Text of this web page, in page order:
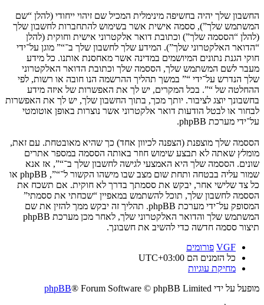
החשבון שלך יהיה בחשיפה מינימלית המכיל שם זיהוי ייחודי (להלן “שם
המשתמש שלך”), ססמה אישית אשר בשימוש להתחברות לחשבון שלך
(להלן “הססמה שלך”) וכתובת דואר אלקטרוני אישית וחוקית (להלן
“הדואר האלקטרוני שלך”). המידע שלך לחשבון שלך ב־“” מוגן על־ידי
חוקי הגנת נתונים המיושמים במדינה אשר מאחסנת אותנו. כל מידע
מעבר לשם המשתמש שלך, הססמה שלך וכתובת הדואר האלקטרוני
שלך הנדרש על־ידי “” במשך תהליך ההרשמה הנו חובה או רשות, לפי
ההחלטה של “”. בכל המקרים, יש לך את האפשרות של איזה מידע
בחשבונך יוצג לציבור. יותך מכך, בתוך החשבון שלך, יש לך את האפשרות
לבחור או לבטל הודעות דואר אלקטרוני אשר נוצרות באופן אוטומטי
על־ידי מערכת phpBB.
הססמה שלך מוצפנת (הצפנה לכיוון אחד) כך שהיא מאובטחת. עם זאת,
מומלץ שאתה לא תבצע שימוש חוזר באותה הססמה במספר אתרים
שונים. הססמה שלך היא האמצעי לגישה לחשבון שלך ב־“”, אז אנא
שמור עליה בבטחה ותחת שום מצב שבו מישהו הקשור ל־“”, phpBB או
כל צד שלישי אחר, יבקש את ססמתך בדרך לא חוקית. אם תשכח את
הססמה לחשבון שלך, תוכל להשתמש במאפיין “שכחתי את ססמתי”
המסופק על־ידי מערכת phpBB. תהליך זה יבקש ממך להזין את שם
המשתמש שלך והדואר האלקטרוני שלך, לאחר מכן מערכת phpBB
תיצור ססמה חדשה כדי להשיב את חשבונך.
VGF פורומים
כל הזמנים הם UTC+03:00
מחיקת עוגיות
מופעל על ידי
phpBB® Forum Software © phpBB Limited